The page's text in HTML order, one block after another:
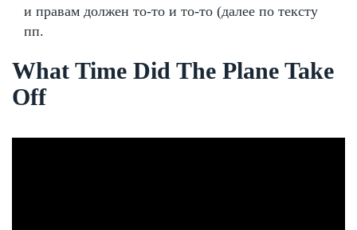
и правам должен то-то и то-то (далее по тексту
пп.
What Time Did The Plane Take
Off